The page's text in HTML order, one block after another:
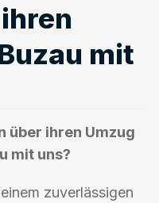
mit
über ihren Umzug
mit uns?
zuverlässigen